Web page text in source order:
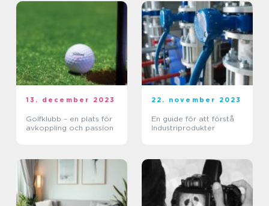
13. december 2023
Golfklubb – en plats för
avkoppling och passion
22. november 2023
En guide för att förstå
Industriprodukter